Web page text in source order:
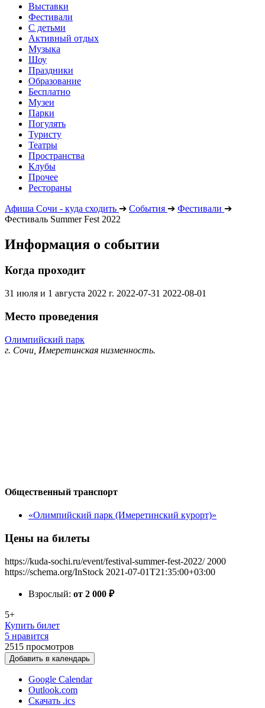
Выставки
Фестивали
С детьми
Активный отдых
Музыка
Шоу
Праздники
Образование
Бесплатно
Музеи
Парки
Погулять
Туристу
Театры
Пространства
Клубы
Прочее
Рестораны
Афиша Сочи - куда сходить ➔ События ➔ Фестивали ➔
Фестиваль Summer Fest 2022
Информация о событии
Когда проходит
31 июля и 1 августа 2022 г. 2022-07-31 2022-08-01
Место проведения
Олимпийский парк
г. Сочи, Имеретинская низменность.
Общественный транспорт
«Олимпийский парк (Имеретинский курорт)»
Цены на билеты
https://kuda-sochi.ru/event/festival-summer-fest-2022/ 2000
https://schema.org/InStock 2021-07-01T21:35:00+03:00
Взрослый: от 2 000 ₽
5+
Купить билет
5 нравится
2515 просмотров
Добавить в календарь
Google Calendar
Outlook.com
Скачать .ics